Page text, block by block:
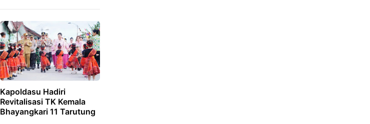
Kapoldasu Hadiri
Revitalisasi TK Kemala
Bhayangkari 11 Tarutung